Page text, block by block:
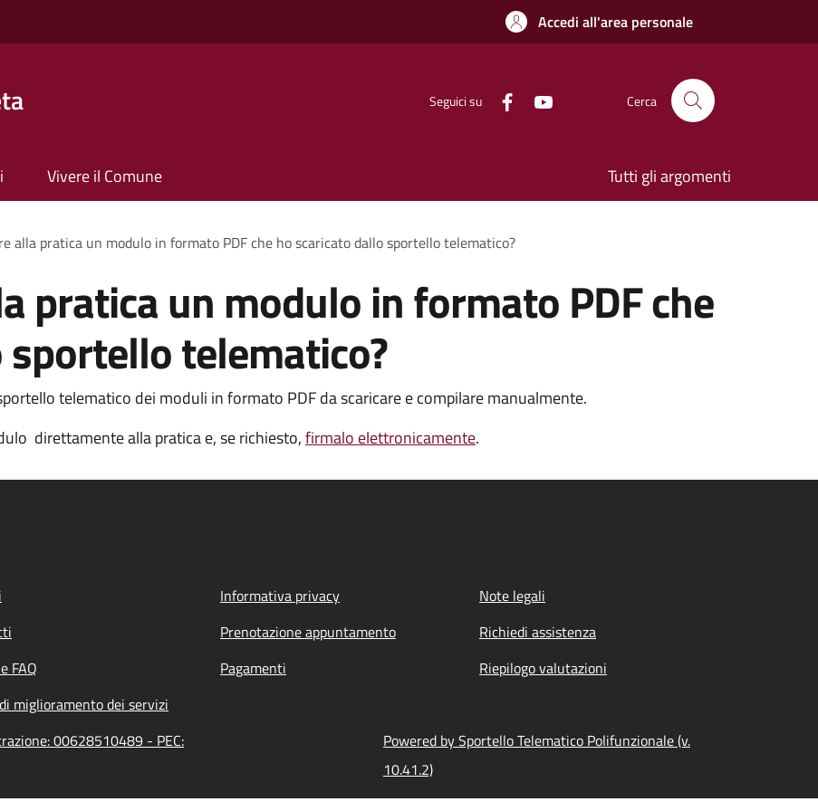
Accedi all'area personale
Seguici su Cerca
Vivere il Comune Tutti gli argomenti
alla pratica un modulo in formato PDF che ho scaricato dallo sportello telematico?
pratica un modulo in formato PDF che
telematico?
telematico dei moduli in formato PDF da scaricare e compilare manualmente.
direttamente alla pratica e, se richiesto,firmalo elettronicamente.
Informativa privacy
Note legali
Prenotazione appuntamento
Richiedi assistenza
FAQ Pagamenti
Riepilogo valutazioni
miglioramento dei servizi
00628510489 - PEC:
Powered by Sportello Telematico Polifunzionale (v.
10.41.2)